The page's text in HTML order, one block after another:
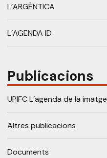
L’ARGÈNTICA
L’AGENDA ID
Publicacions
UPIFC L’agenda de la imatge
Altres publicacions
Documents